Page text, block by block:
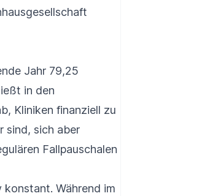
Jahr 79,25
in den
Kliniken finanziell zu
sind, sich aber
Fallpauschalen
Während im